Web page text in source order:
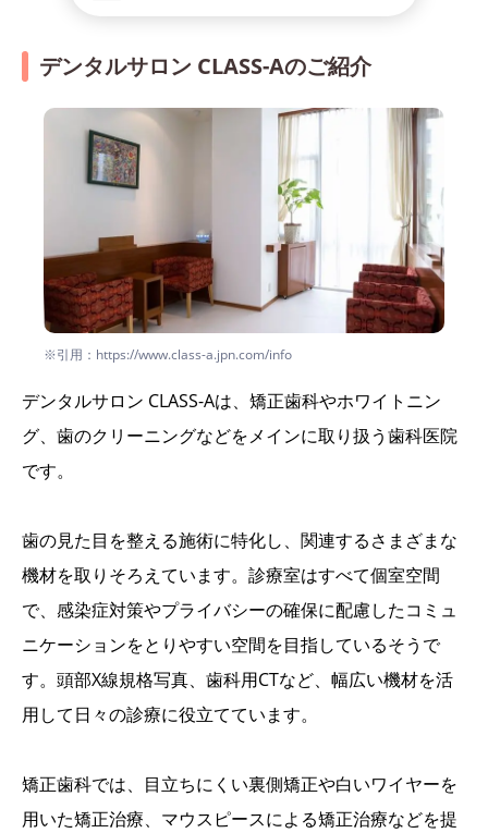
デンタルサロン CLASS-Aのご紹介
※引用：https://www.class-a.jpn.com/info
デンタルサロン CLASS-Aは、矯正歯科やホワイトニン
グ、歯のクリーニングなどをメインに取り扱う歯科医院
です。
歯の見た目を整える施術に特化し、関連するさまざまな
機材を取りそろえています。診療室はすべて個室空間
で、感染症対策やプライバシーの確保に配慮したコミュ
ニケーションをとりやすい空間を目指しているそうで
す。頭部X線規格写真、歯科用CTなど、幅広い機材を活
用して日々の診療に役立てています。
矯正歯科では、目立ちにくい裏側矯正や白いワイヤーを
用いた矯正治療、マウスピースによる矯正治療などを提